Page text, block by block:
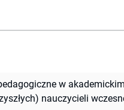
w akademickim
nauczycieli